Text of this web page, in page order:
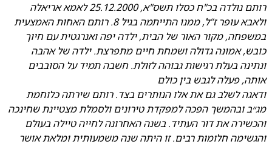
רותם נולדה בכ"ח כסלו תשס"א, 25.12.2000 לאמא אריאלה
ולאבא עופר ז”ל, ממנו התייתמה בגיל 8. רותם האחות האמצעית
במשפחה, מקור האור של הבית, ילדה יפה ואנרגטית עם חיוך
כובש, אמונה גדולה ושמחת חיים מתפרצת. ילדה של אהבה
ונתינה בעלת רגישות גבוהה לזולת. חשבה תמיד על הסובבים
אותה, פעלה לגבש בין כולם
ודאגה לשלב גם את אלו הנותרים בצד. רותם שירתה כלוחמת
מג״ב ובהמשך הפכה למפקדת טירונים ולסמלת מצטיינת שחינכה
והכשירה את דור העתיד. בשנה האחרונה לחייה טיילה בעולם
והגשימה חלומות רבים. זו היתה שנה משמעותית ומלאת אושר